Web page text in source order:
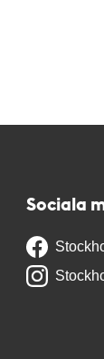
Sociala